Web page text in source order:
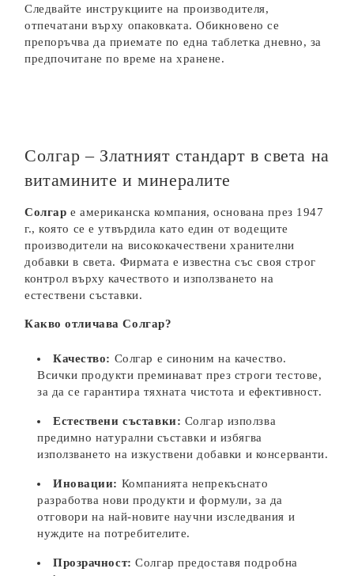
Следвайте инструкциите на производителя,
отпечатани върху опаковката. Обикновено се
препоръчва да приемате по една таблетка дневно, за
предпочитане по време на хранене.
Солгар – Златният стандарт в света на
витамините и минералите
Солгар е американска компания, основана през 1947
г., която се е утвърдила като един от водещите
производители на висококачествени хранителни
добавки в света. Фирмата е известна със своя строг
контрол върху качеството и използването на
естествени съставки.
Какво отличава Солгар?
Качество: Солгар е синоним на качество.
Всички продукти преминават през строги тестове,
за да се гарантира тяхната чистота и ефективност.
Естествени съставки: Солгар използва
предимно натурални съставки и избягва
използването на изкуствени добавки и консерванти.
Иновации: Компанията непрекъснато
разработва нови продукти и формули, за да
отговори на най-новите научни изследвания и
нуждите на потребителите.
Прозрачност: Солгар предоставя подробна